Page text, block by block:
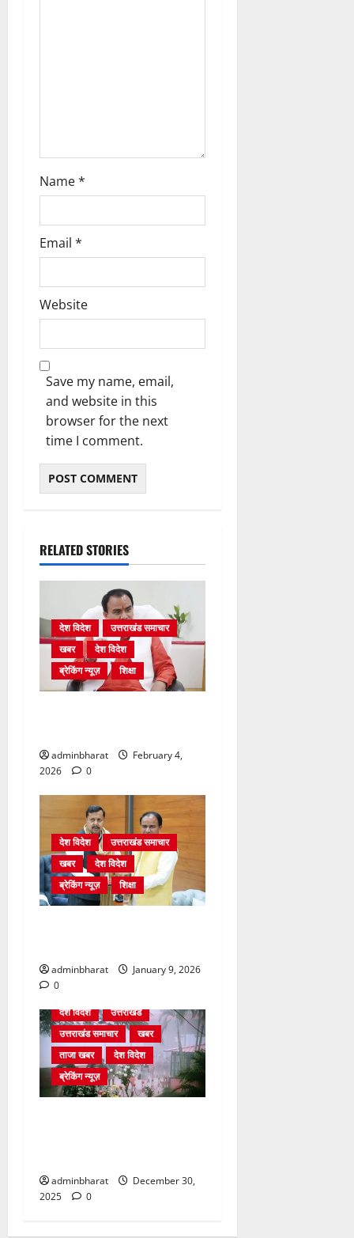
Name*
Email *
Website
Save my name, email,
and website in this
browser for the next
time I comment.
RELATED STORIES
देश विदेश
उत्तराखंड समाचार
खबर
देश विदेश
ब्रेकिंग न्यूज़
शिक्षा
adminbharat
February 4,
2026
0
देश विदेश
उत्तराखंड समाचार
खबर
देश विदेश
ब्रेकिंग न्यूज़
शिक्षा
adminbharat
January 9, 2026
0
देश विदेश
उत्तराखंड
उत्तराखंड समाचार
खबर
ताजा खबर
देश विदेश
ब्रेकिंग न्यूज़
adminbharat
December 30,
2025
0